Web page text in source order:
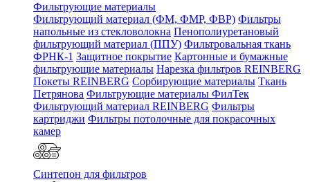
Фильтрующие материалы
Фильтрующий материал (ФМ, ФМР, ФВР) Фильтры
напольные из стекловолокна Пенополиуретановый
фильтрующий материал (ППУ) Фильтровальная ткань
ФРНК-1 Защитное покрытие Картонные и бумажные
фильтрующие материалы Нарезка фильтров REINBERG
Покеты REINBERG Сорбирующие материалы Ткань
Петрянова Фильтрующие материалы ФилТек
Фильтрующий материал REINBERG Фильтры
картриджи Фильтры потолочные для покрасочных
камер
Синтепон для фильтров